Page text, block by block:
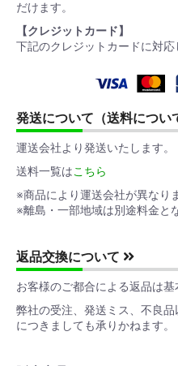
だけます。
【クレジットカード】
下記のクレジットカードに対応
発送について（送料につい
運送会社より発送いたします。
送料一覧はこちら
※商品により運送会社が異なり
※離島・一部地域は別途料金と
返品交換について
お客様のご都合による返品は基
弊社の受注、発送ミス、不良
につきましても承りかねます。